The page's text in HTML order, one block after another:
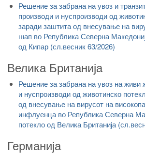
Решение за забрана на увоз и
производи и нуспроизводи од
заради заштита од внесување на
шап во Република Северна
од Кипар (сл.весник 63/2026)
Велика Британија
Решение за забрана на увоз на живи
и нуспроизводи од животинско
од внесување на вирусот на
инфлуенца во Република Северна
потекло од Велика Британија
Германија